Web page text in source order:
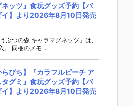
ネッツ』食玩グッズ予約【バ
イ】より2026年8月10日発売
うぶつの森 キャラマグネッツ』は、
。 同梱のメモ ...
らぴち】『カラフルピーチ ア
タグミ』食玩グッズ予約【バ
イ】より2026年8月10日発売